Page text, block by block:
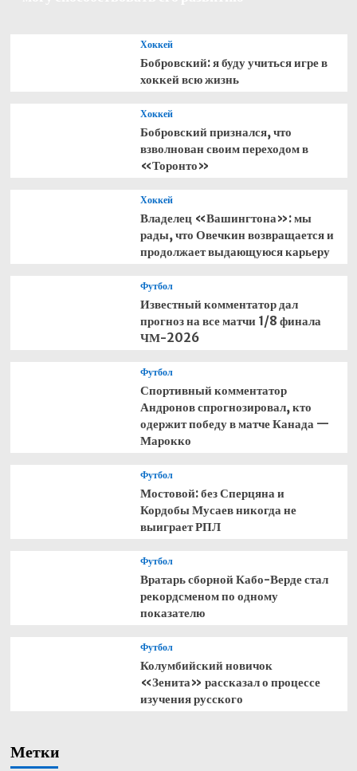
Хоккей
Бобровский: я буду учиться игре в
хоккей всю жизнь
Хоккей
Бобровский признался, что
взволнован своим переходом в
«Торонто»
Хоккей
Владелец «Вашингтона»: мы
рады, что Овечкин возвращается и
продолжает выдающуюся карьеру
Футбол
Известный комментатор дал
прогноз на все матчи 1/8 финала
ЧМ-2026
Футбол
Спортивный комментатор
Андронов спрогнозировал, кто
одержит победу в матче Канада —
Марокко
Футбол
Мостовой: без Сперцяна и
Кордобы Мусаев никогда не
выиграет РПЛ
Футбол
Вратарь сборной Кабо-Верде стал
рекордсменом по одному
показателю
Футбол
Колумбийский новичок
«Зенита» рассказал о процессе
изучения русского
Метки